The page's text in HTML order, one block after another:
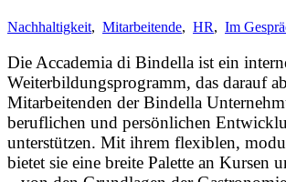
Nachhaltigkeit, Mitarbeitende, HR, Im
Die Accademia di Bindella ist ein
Weiterbildungsprogramm, das darauf
Mitarbeitenden der Bindella
beruflichen und persönlichen
unterstützen. Mit ihrem flexiblen,
bietet sie eine breite Palette an Kursen